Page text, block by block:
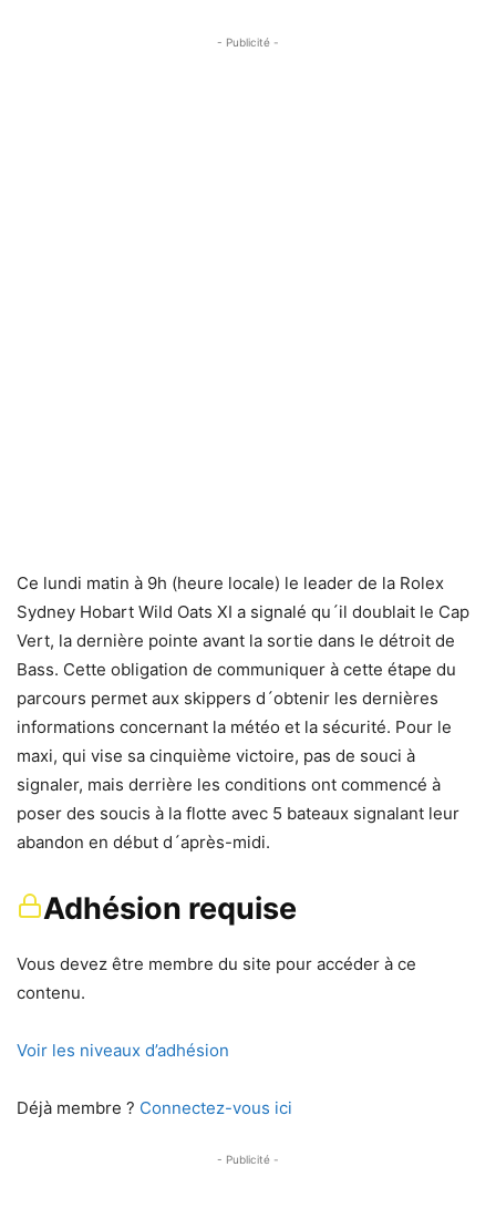
- Publicité -
Ce lundi matin à 9h (heure locale) le leader de la Rolex
Sydney Hobart Wild Oats XI a signalé qu´il doublait le Cap
Vert, la dernière pointe avant la sortie dans le détroit de
Bass. Cette obligation de communiquer à cette étape du
parcours permet aux skippers d´obtenir les dernières
informations concernant la météo et la sécurité. Pour le
maxi, qui vise sa cinquième victoire, pas de souci à
signaler, mais derrière les conditions ont commencé à
poser des soucis à la flotte avec 5 bateaux signalant leur
abandon en début d´après-midi.
Adhésion requise
Vous devez être membre du site pour accéder à ce
contenu.
Voir les niveaux d’adhésion
Déjà membre ? Connectez-vous ici
- Publicité -